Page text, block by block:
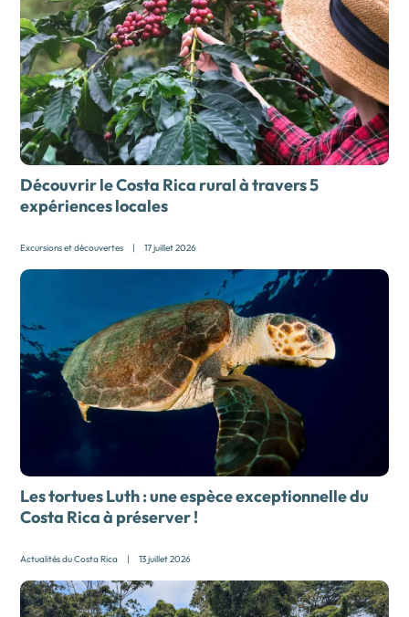
Découvrir le Costa Rica rural à travers 5
expériences locales
Excursions et découvertes | 17 juillet 2026
Les tortues Luth : une espèce exceptionnelle du
Costa Rica à préserver !
Actualités du Costa Rica | 13 juillet 2026